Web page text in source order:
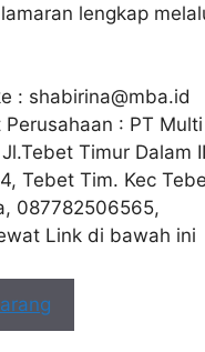
lengkap
: shabirina@mba.id
Perusahaan : PT
Timur Dalam
Tebet Tim. Kec
087782506565,
Link di bawah ini